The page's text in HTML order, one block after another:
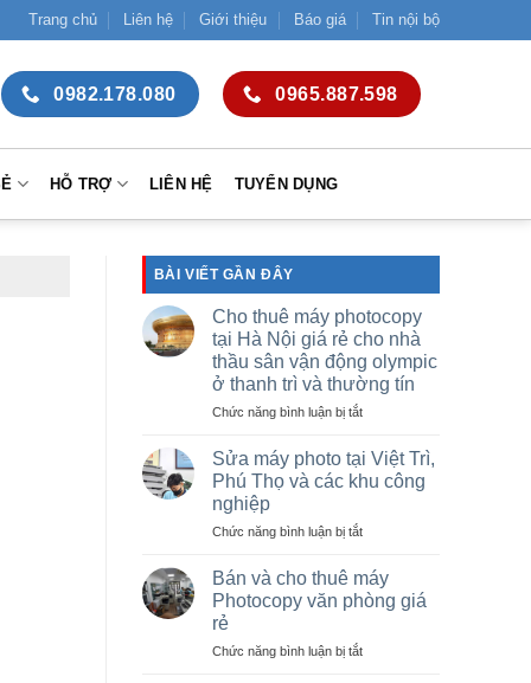
Trang chủ Liên hệ Giới thiệu Báo giá Tin nội bộ
0982.178.080 0965.887.598
HỖ TRỢ LIÊN HỆ TUYỂN DỤNG
BÀI VIẾT GẦN ĐÂY
Cho thuê máy photocopy
tại Hà Nội giá rẻ cho nhà
thầu sân vận động olympic
ở thanh trì và thường tín
Chức năng bình luận bị tắtở
thuê
máy
photocopy
Hà
giá
rẻ
cho
thầu
Sửa máy photo tại Việt Trì,
Phú Thọ và các khu công
nghiệp
Chức năng bình luận bị tắtở
máy
photo
tại
Trì,
Bán và cho thuê máy
Photocopy văn phòng giá
rẻ
Chức năng bình luận bị tắtở